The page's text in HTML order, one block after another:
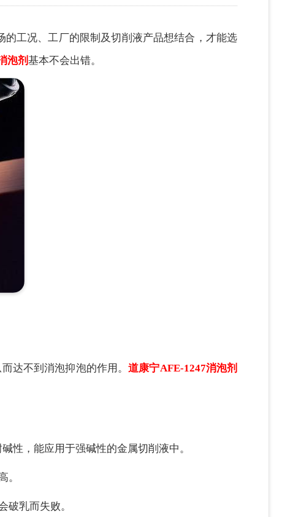
工况、工厂的限制及切削液产品想结合，才能选
泡剂基本不会出错。
达不到消泡抑泡的作用。道康宁AFE-1247消泡剂
性，能应用于强碱性的金属切削液中。
。
破乳而失败。